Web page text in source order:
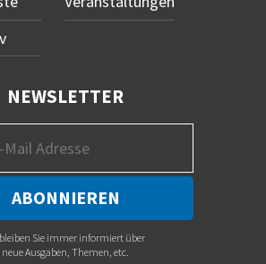
NEWSLETTER
Sie immer informiert über
neue Ausgaben, Themen, etc.